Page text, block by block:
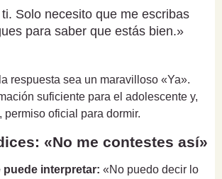
Solo necesito que me escribas
para saber que estás bien.»
respuesta sea un maravilloso «Ya».
suficiente para el adolescente y,
permiso oficial para dormir.
«No me contestes así»
puede interpretar: «No puedo decir lo